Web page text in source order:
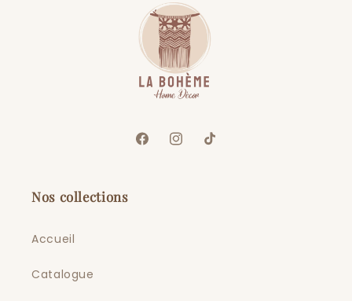
FacebookInstagram
TikTok
Nos collections
Accueil
Catalogue